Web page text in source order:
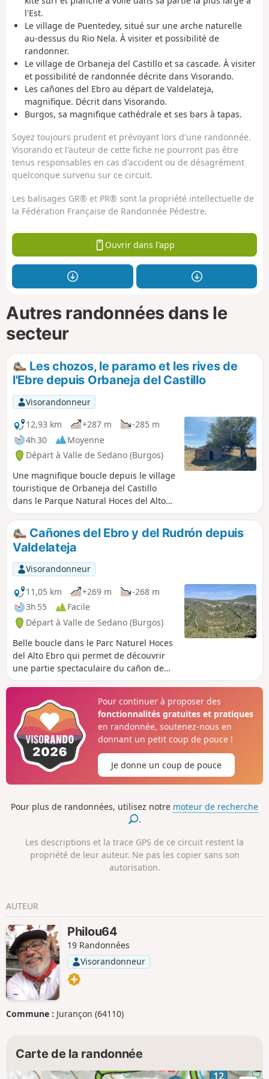
l'Est.
Le village de Puentedey, situé sur une arche naturelle
au-dessus du Rio Nela. À visiter et possibilité de
randonner.
Le village de Orbaneja del Castillo et sa cascade. À visiter
et possibilité de randonnée décrite dans Visorando.
Les cañones del Ebro au départ de Valdelateja,
magnifique. Décrit dans Visorando.
Burgos, sa magnifique cathédrale et ses bars à tapas.
Soyez toujours prudent et prévoyant lors d'une randonnée.
Visorando et l'auteur de cette fiche ne pourront pas être
tenus responsables en cas d'accident ou de désagrément
quelconque survenu sur ce circuit.
Les balisages GR® et PR® sont la propriété intellectuelle de
la Fédération Française de Randonnée Pédestre.
Ouvrir dans l'app
Autres randonnées dans le
secteur
Les chozos, le paramo et les rives de
l'Ebre depuis Orbaneja del Castillo
Visorandonneur
12,93 km
+287 m
-285 m
4h 30
Moyenne
Départ à Valle de Sedano (Burgos)
Une magnifique boucle depuis le village
touristique de Orbaneja del Castillo
dans le Parque Natural Hoces del Alto
Ebro qui vous fera découvrir un
magnifique village et une résurgence,
des habitats de bergers en pierres
sèches, le paramo et les berges de
l'Ebro.
Cañones del Ebro y del Rudrón depuis
Valdelateja
Visorandonneur
11,05 km
+269 m
-268 m
3h 55
Facile
Départ à Valle de Sedano (Burgos)
Belle boucle dans le Parc Naturel Hoces
del Alto Ebro qui permet de découvrir
une partie spectaculaire du cañon de
l'Ebre.
Pour continuer à proposer des
fonctionnalités gratuites et pratiques
en randonnée, soutenez-nous en
donnant un petit coup de pouce !
Je donne un coup de pouce
Pour plus de randonnées, utilisez notre moteur de recherche
.
Les descriptions et la trace GPS de ce circuit restent la
propriété de leur auteur. Ne pas les copier sans son
autorisation.
AUTEUR
Philou64
19 Randonnées
Visorandonneur
Commune : Jurançon (64110)
Carte de la randonnée
12